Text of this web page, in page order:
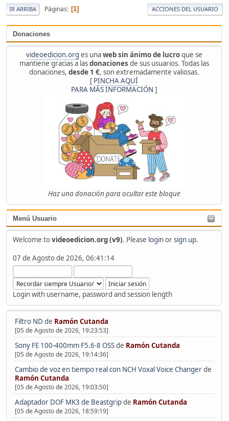
Donaciones
videoedicion.org es unaweb sin ánimo de lucroque se
mantiene gracias a lasdonaciones de sus usuarios. Todas las
donaciones, desde 1 €, son extremadamente valiosas.
[ PINCHA AQUÍ
PARA MÁS INFORMACIÓN ]
Haz una donación para ocultar este bloque
Menú Usuario
Welcome tovideoedicion.org (v9). Please loginorsign up.
07 de Agosto de 2026, 06:41:14
Login with username, password and session length
Filtro ND de Ramón Cutanda
[05 de Agosto de 2026, 19:23:53]
Sony FE 100-400mm F5.6-8 OSSde Ramón Cutanda
[05 de Agosto de 2026, 19:14:36]
Cambio de voz en tiempo real con NCH Voxal Voice Changerde
Ramón Cutanda
[05 de Agosto de 2026, 19:03:50]
Adaptador DOF MK3 de Beastgripde Ramón Cutanda
[05 de Agosto de 2026, 18:59:19]
IR ARRIBA Páginas 1 ACCIONES DEL USUARIO